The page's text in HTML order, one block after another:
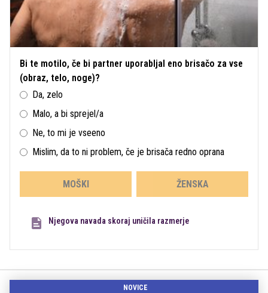
Bi te motilo, če bi partner uporabljal eno brisačo za vse
(obraz, telo, noge)?
Da, zelo
Malo, a bi sprejel/a
Ne, to mi je vseeno
Mislim, da to ni problem, če je brisača redno oprana
MOŠKI ŽENSKA
Njegova navada skoraj uničila razmerje
NOVICE